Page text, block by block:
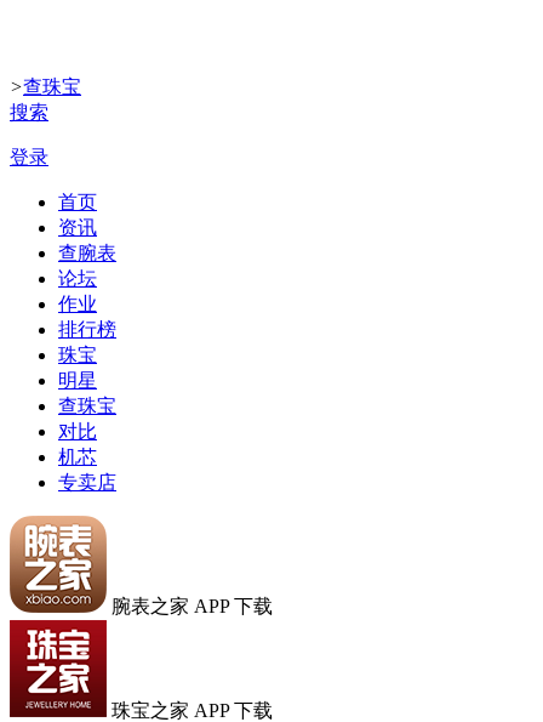
>查珠宝
搜索
登录
首页
资讯
查腕表
论坛
作业
排行榜
珠宝
明星
查珠宝
对比
机芯
专卖店
腕表之家 APP 下载
珠宝之家 APP 下载